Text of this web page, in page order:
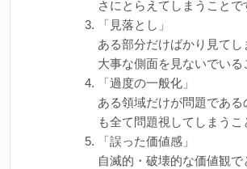
さにとらえてしまうことで
「見落とし」
ある部分だけばかり見て
大事な側面を見ないでいる
「過度の一般化」
ある領域だけが問題であ
も全て問題視してしまうこ
「誤った価値感」
自滅的・破壊的な価値観で